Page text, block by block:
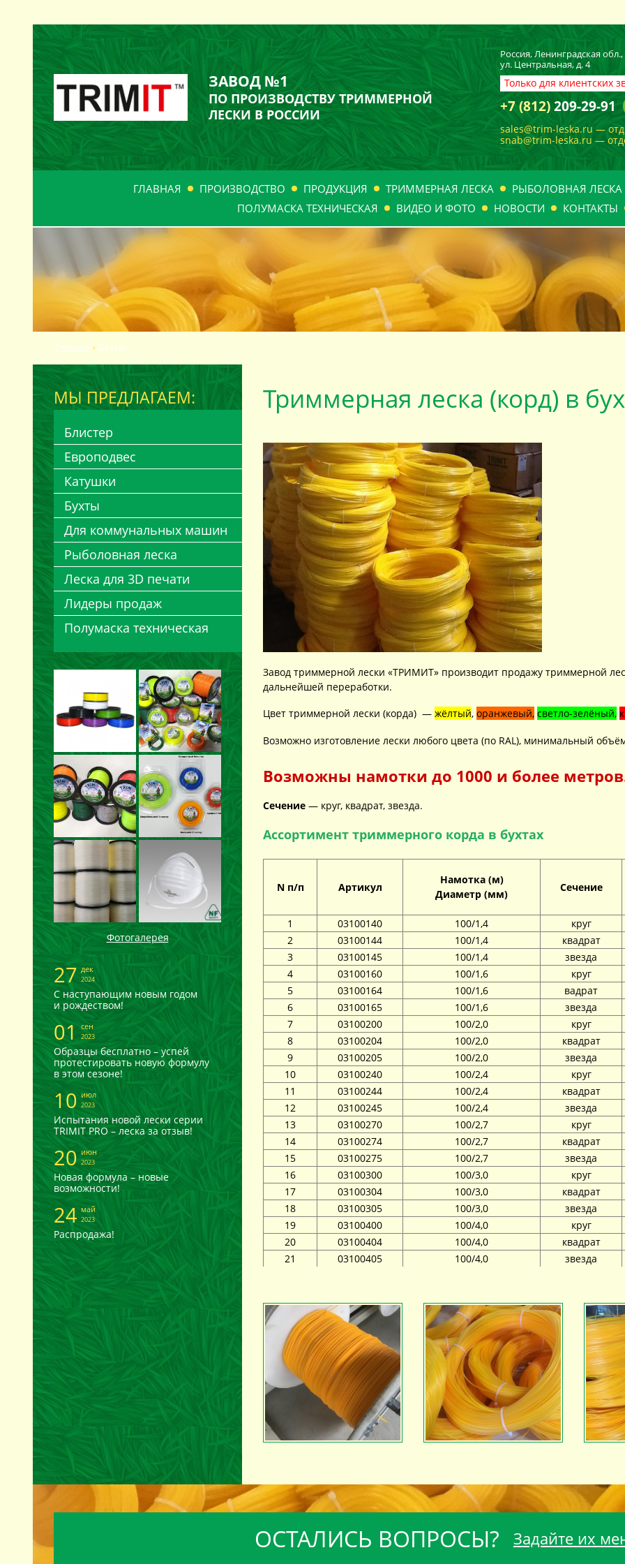
ЗАВОД №1
ПО ПРОИЗВОДСТВУ ТРИММЕРНОЙ
ЛЕСКИ В РОССИИ
Россия, Ленинградская
ул. Центральная, д. 4
Только для клиентских
+7 (812)209-29-91
sales@trim-leska.ru —
snab@trim-leska.ru —
ГЛАВНАЯ ПРОИЗВОДСТВО ПРОДУКЦИЯ ТРИММЕРНАЯ ЛЕСКА
РЫБОЛОВНАЯ ЛЕСКА
ПОЛУМАСКА ТЕХНИЧЕСКАЯ
ВИДЕО И ФОТО НОВОСТИ КОНТАКТЫ
Главная Бухты
МЫ ПРЕДЛАГАЕМ:
Блистер
Европодвес
Катушки
Бухты
Для коммунальных машин
Рыболовная леска
Леска для 3D печати
Лидеры продаж
Полумаска техническая
Фотогалерея
27 дек
2024
С наступающим новым годом
и рождеством!
01 сен
2023
Образцы бесплатно – успей
протестировать новую формулу
в этом сезоне!
10 июл
2023
Испытания новой лески серии
TRIMIT PRO – леска за отзыв!
20 июн
2023
Новая формула – новые
возможности!
24 май
2023
Распродажа!
Триммерная леска (корд) в
Завод триммерной лески «ТРИМИТ» производит продажу триммерной
дальнейшей переработки.
Цвет триммерной лески (корда) — жёлтый, оранжевый, светло-зелёный,
Возможно изготовление лески любого цвета (по RAL), минимальный
Возможны намотки до 1000 и более
Сечение — круг, квадрат, звезда.
Ассортимент триммерного корда в бухтах
N п/п Артикул
Намотка (м)
Диаметр (мм)
Сечение
1 03100140 100/1,4
круг
2
03100144 100/1,4
квадрат
3
03100145 100/1,4
звезда
4
03100160 100/1,6
круг
5
03100164 100/1,6
вадрат
6
03100165 100/1,6
звезда
7
03100200 100/2,0
круг
8
03100204 100/2,0
квадрат
9
03100205 100/2,0
звезда
10
03100240 100/2,4
круг
11
03100244 100/2,4
квадрат
12
03100245 100/2,4
звезда
13
03100270 100/2,7
круг
14
03100274 100/2,7
квадрат
15
03100275 100/2,7
звезда
16
03100300 100/3,0
круг
17
03100304 100/3,0
квадрат
18
03100305 100/3,0
звезда
19
03100400 100/4,0
круг
20
03100404 100/4,0
квадрат
21
03100405 100/4,0 звезда
ОСТАЛИСЬ ВОПРОСЫ? Задайте их